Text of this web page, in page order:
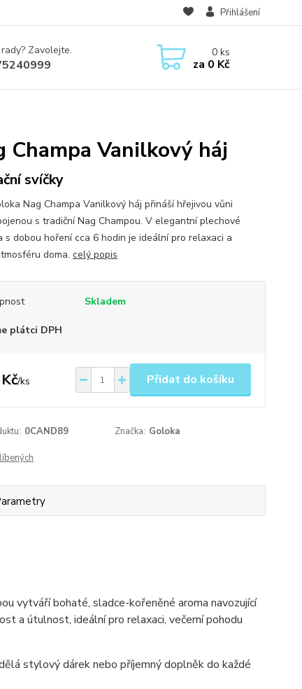
Přihlášení
Zavolejte. 0ks
za 0 Kč
Champa Vanilkový háj
svíčky
Nag Champa Vanilkový háj přináší hřejivou vůni
s tradiční Nag Champou. V elegantní plechové
s dobou hoření cca 6 hodin je ideální pro relaxaci a
doma. celý popis
Skladem
plátci DPH
/ks Přidat do košíku
0CAND89 Značka: Goloka
vytváří bohaté, sladce-kořeněné aroma navozující
a útulnost, ideální pro relaxaci, večerní pohodu
stylový dárek nebo příjemný doplněk do každé